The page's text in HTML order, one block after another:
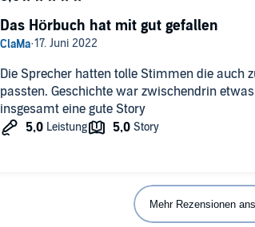
Die Sprecher hatten tolle Stimmen die auch
passten. Geschichte war zwischendrin
insgesamt eine gute Story
Das Hörbuch hat mit gut gefallen
Mehr Rezensionen